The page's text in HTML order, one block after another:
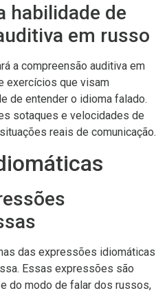
habilidade de
em russo
a compreensão auditiva em
exercícios que visam
de entender o idioma falado.
sotaques e velocidades de
reais de comunicação.
das expressões idiomáticas
Essas expressões são
do modo de falar dos russos,